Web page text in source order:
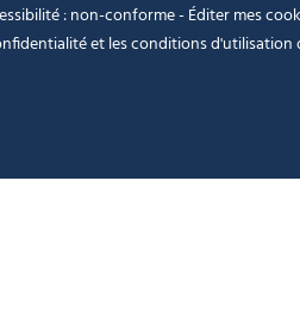
: non-conforme- Éditer mes
et lesconditions d'utilisation